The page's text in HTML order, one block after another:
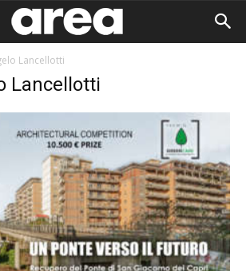
Lancellotti
Lancellotti